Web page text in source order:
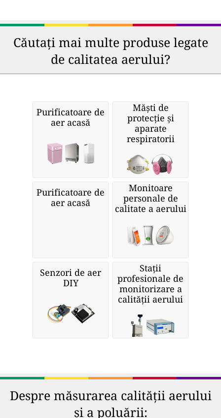
Căutați mai multe produse legate
de calitatea aerului?
Purificatoare de
aer acasă
Măști de
protecție și
aparate
respiratorii
Purificatoare de
aer acasă
Monitoare
personale de
calitate a aerului
Senzori de aer
DIY
Stații
profesionale de
monitorizare a
calității aerului
Despre măsurarea calității aerului
și a poluării: